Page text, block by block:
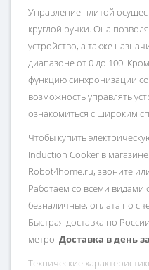
Управление плитой
круглой ручки. Она
устройство, а также
диапазоне от 0 до 100.
функцию синхронизации
возможность управлять
ознакомиться с широким
Чтобы купить
Induction Cooker в
Robot4home.ru, звоните
Работаем со всеми видами
безналичные, оплата по
Быстрая доставка по
метро. Доставка в день
Технические